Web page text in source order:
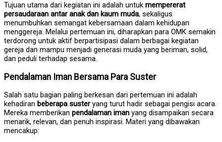
Tujuan utama dari kegiatan ini adalah untuk mempererat
persaudaraan antar anak dan kaum muda, sekaligus
menumbuhkan semangat kebersamaan dalam kehidupan
menggereja. Melalui pertemuan ini, diharapkan para OMK semakin
terdorong untuk aktif berpartisipasi dalam berbagai kegiatan
gereja dan mampu menjadi generasi muda yang beriman, solid,
dan peduli terhadap sesama.
Pendalaman Iman Bersama Para Suster
Salah satu bagian paling berkesan dari pertemuan ini adalah
kehadiran beberapa susteryang turut hadir sebagai pengisi acara.
Mereka memberikan pendalaman iman yang disampaikan secara
menarik, relevan, dan penuh inspirasi. Materi yang dibawakan
mencakup: